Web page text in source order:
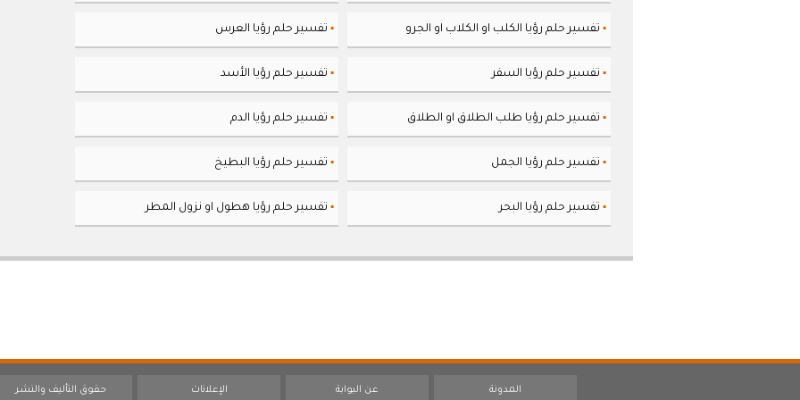
▪ تفسير حلم رؤيا الكلب او الكلاب او الجرو ▪ تفسير حلم رؤيا العرس
▪ تفسير حلم رؤيا السفر ▪ تفسير حلم رؤيا الأسد
▪ تفسير حلم رؤيا طلب الطلاق او الطلاق ▪ تفسير حلم رؤيا الدم
▪ تفسير حلم رؤيا الجمل ▪ تفسير حلم رؤيا البطيخ
▪ تفسير حلم رؤيا البحر ▪ تفسير حلم رؤيا هطول او نزول المطر
المدونة عن البوابة الإعلانات حقوق التأليف والنشر